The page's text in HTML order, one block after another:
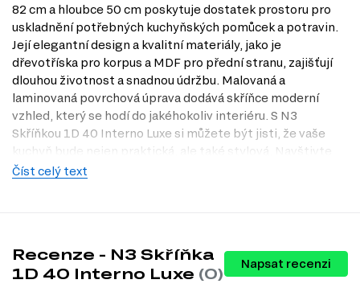
82 cm a hloubce 50 cm poskytuje dostatek prostoru pro
uskladnění potřebných kuchyňských pomůcek a potravin.
Její elegantní design a kvalitní materiály, jako je
dřevotříska pro korpus a MDF pro přední stranu, zajišťují
dlouhou životnost a snadnou údržbu. Malovaná a
laminovaná povrchová úprava dodává skříňce moderní
vzhled, který se hodí do jakéhokoliv interiéru. S N3
Skříňkou 1D 40 Interno Luxe si můžete být jisti, že vaše
kuchyň bude nejen praktická, ale také stylová. Navštivte
naši prodejnu v Praze a objevte tento skvělý produkt na
barevných variant, které vám umožní přizpůsobit ji vašemu
stylu a vkusu. Můžete si vybrat z následujících barev těla:
Číst celý text
Recenze - N3 Skříňka
1D 40 Interno Luxe (0)
Napsat recenzi